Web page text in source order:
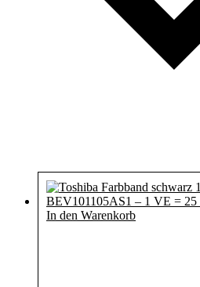
In den Warenkorb